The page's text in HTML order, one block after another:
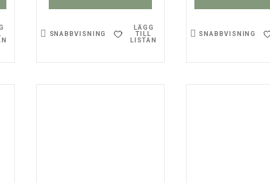
SNABBVISNING
LÄGG
TILL
LISTAN
SNABBVISNING